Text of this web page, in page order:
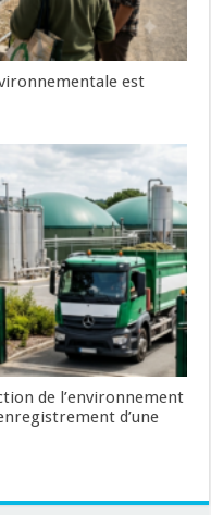
est
de l’environnement
d’une